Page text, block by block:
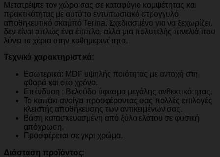
Μετατρέψτε τον χώρο σας σε καταφύγιο κομψότητας και
πρακτικότητας με αυτό το εντυπωσιακό στρογγυλό
αποθηκευτικό σκαμπό Terina. Σχεδιασμένο για να ξεχωρίζει,
δεν είναι απλώς ένα έπιπλο, αλλά μια πολυτελής πινελιά που
λύνει τα χέρια στην καθημερινότητα.
Τεχνικά χαρακτηριστικά:
Εσωτερικά: MDF υψηλής ποιότητας με αντοχή στη
φθορά και στο χρόνο.
Επένδυση : Βελούδο ύφασμα μεγάλης ανθεκτικότητας.
Το καπάκι ανοίγει προσφέροντας σας πολλές επιλογές
κλειστής αποθήκευσης των αντικειμένων σας.
Βάση κατασκευασμένη από ξύλο ελάτου σε φυσική
απόχρωση.
Προσφέρεται σε γκρι χρώμα.
Διάσταση προϊόντος: